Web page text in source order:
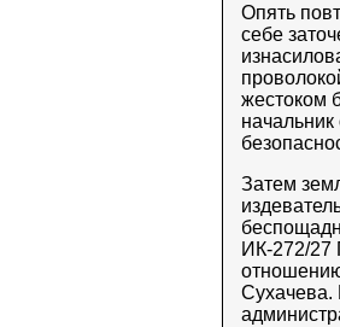
Опять
себе
жестоком
Затем
ИК-272/27
Сухачева.